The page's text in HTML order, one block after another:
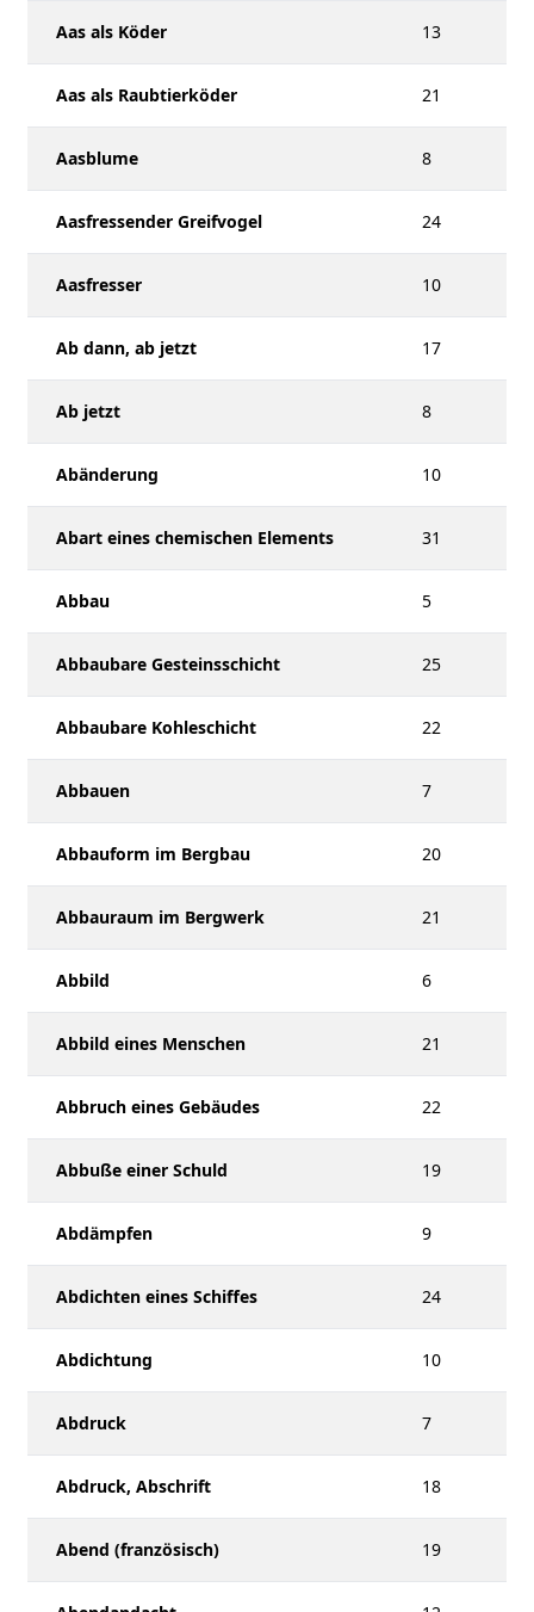
Aas als Köder 13
Aas als Raubtierköder 21
Aasblume 8
Aasfressender Greifvogel 24
Aasfresser 10
Ab dann, ab jetzt 17
Ab jetzt 8
Abänderung 10
Abart eines chemischen Elements 31
Abbau 5
Abbaubare Gesteinsschicht 25
Abbaubare Kohleschicht 22
Abbauen 7
Abbauform im Bergbau 20
Abbauraum im Bergwerk 21
Abbild 6
Abbild eines Menschen 21
Abbruch eines Gebäudes 22
Abbuße einer Schuld 19
Abdämpfen 9
Abdichten eines Schiffes 24
Abdichtung 10
Abdruck 7
Abdruck, Abschrift 18
Abend (französisch) 19